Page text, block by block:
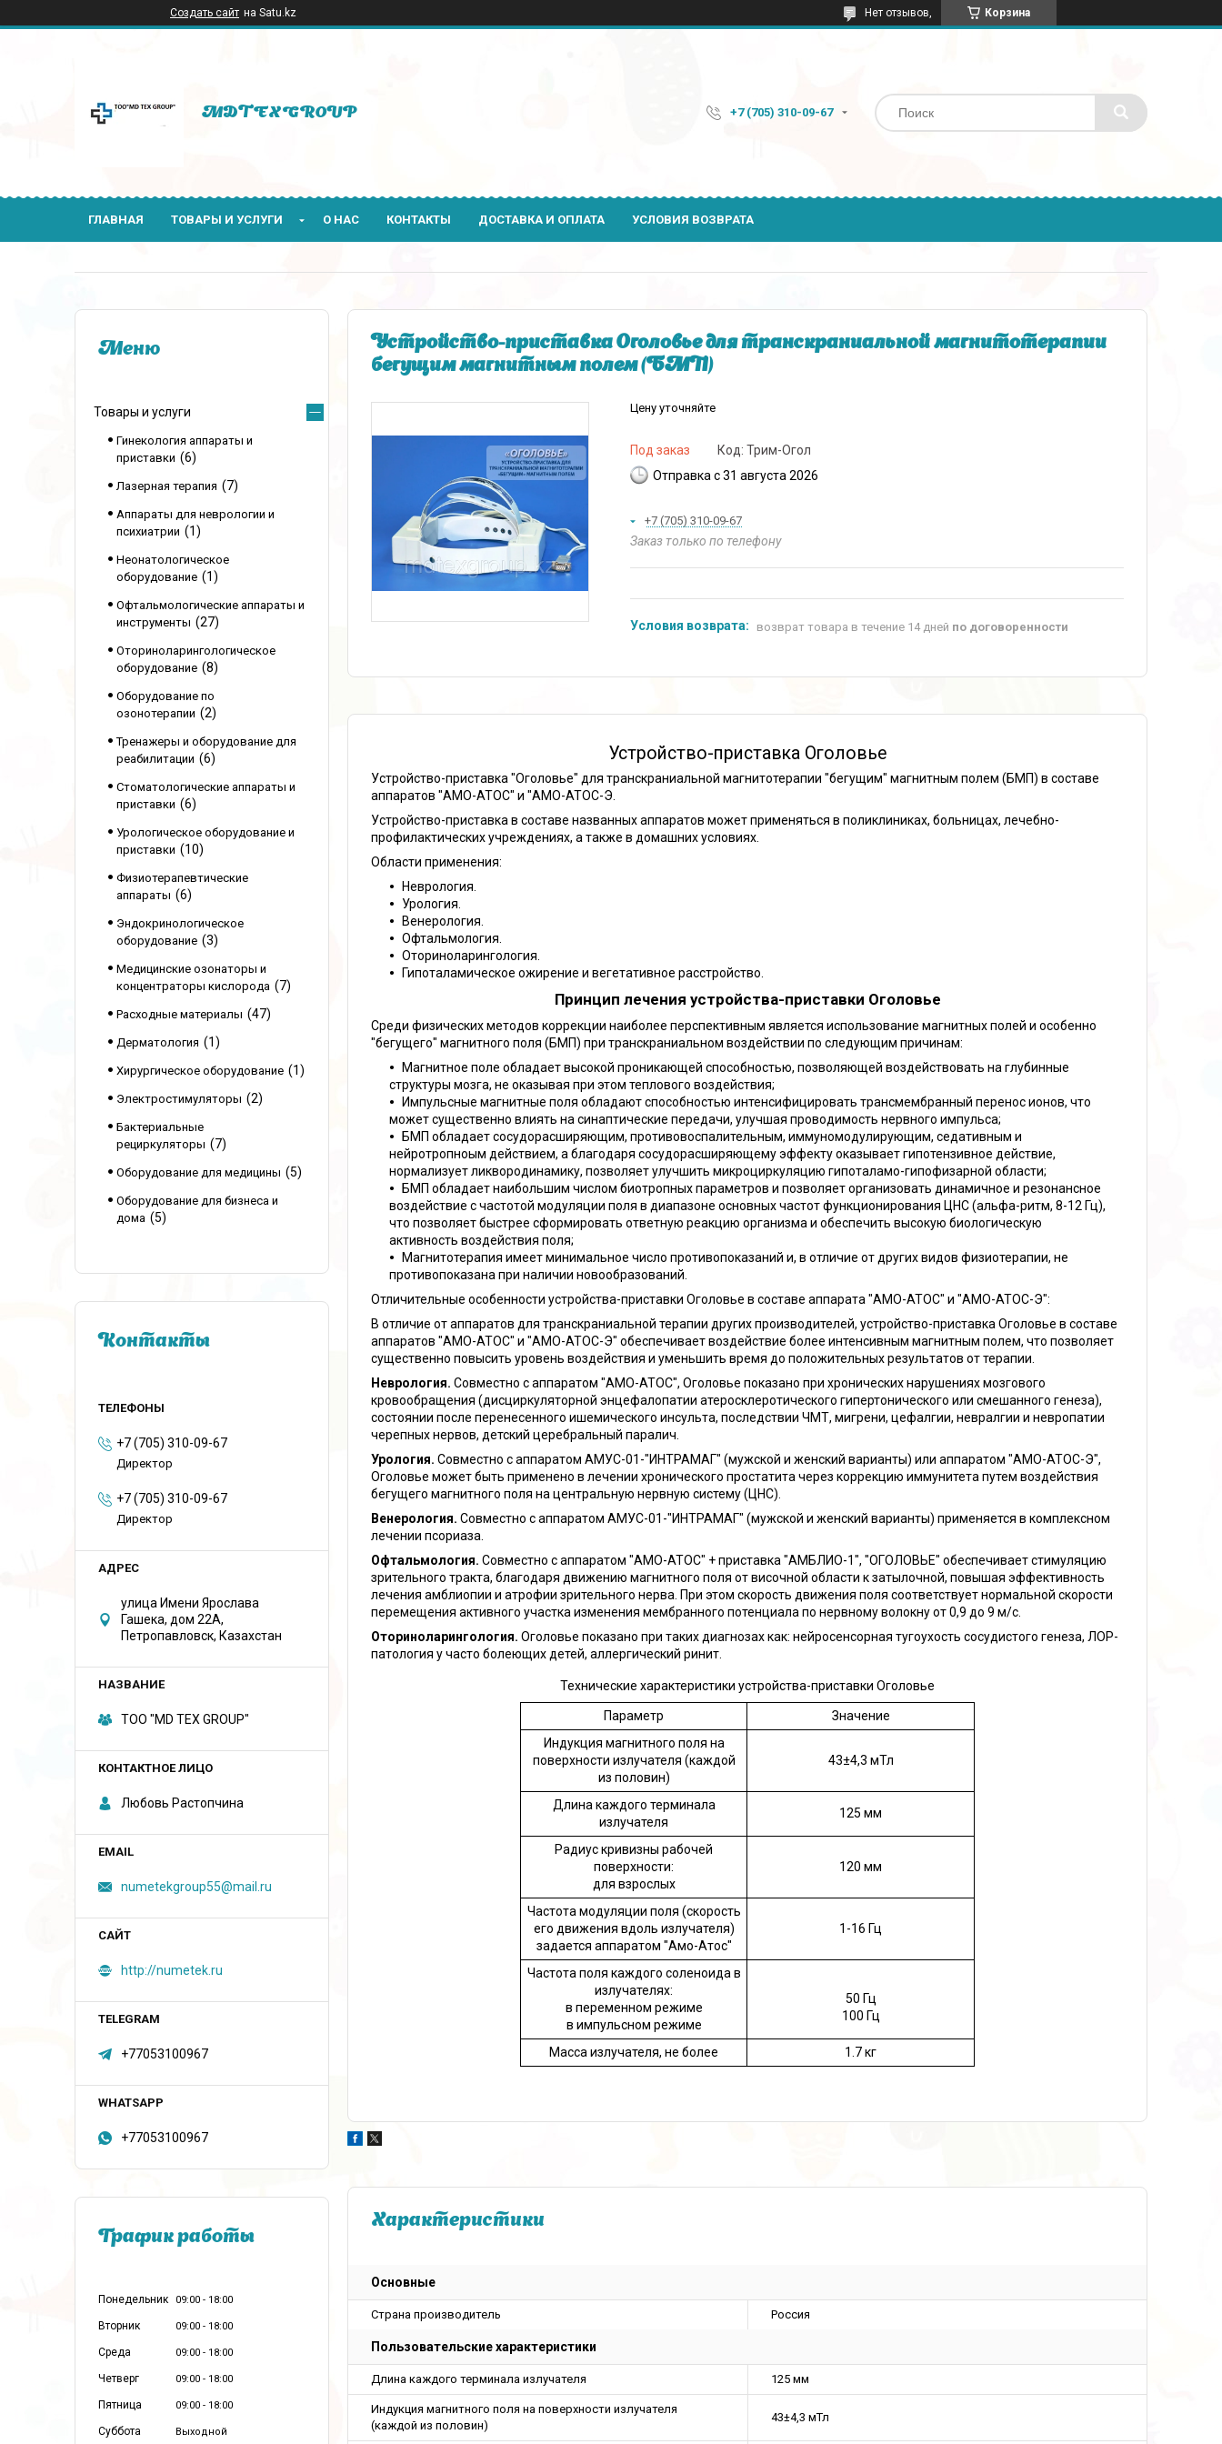
Создать сайт на Satu.kz Корзина
Нет отзывов,
MDTEXGROUP +7 (705) 310-09-67
ГЛАВНАЯ ТОВАРЫ И УСЛУГИ О НАС КОНТАКТЫ ДОСТАВКА И ОПЛАТА УСЛОВИЯ ВОЗВРАТА
Устройство-приставка Оголовье для транскраниальной магнитотерапии
бегущим магнитным полем (БМП)
Цену уточняйте
Под заказ Код: Трим-Огол
Отправка с 31 августа 2026
+7 (705) 310-09-67
Заказ только по телефону
возврат товара в течение 14 дней по договоренности
Устройство-приставка Оголовье
Устройство-приставка "Оголовье" для транскраниальной магнитотерапии "бегущим" магнитным полем (БМП) в составе
аппаратов "АМО-АТОС" и "АМО-АТОС-Э.
Устройство-приставка в составе названных аппаратов может применяться в поликлиниках, больницах, лечебно-
профилактических учреждениях, а также в домашних условиях.
Области применения:
Неврология.
Урология.
Венерология.
Офтальмология.
Оториноларингология.
Гипоталамическое ожирение и вегетативное расстройство.
Принцип лечения устройства-приставки Оголовье
Среди физических методов коррекции наиболее перспективным является использование магнитных полей и особенно
"бегущего" магнитного поля (БМП) при транскраниальном воздействии по следующим причинам:
Магнитное поле обладает высокой проникающей способностью, позволяющей воздействовать на глубинные
структуры мозга, не оказывая при этом теплового воздействия;
Импульсные магнитные поля обладают способностью интенсифицировать трансмембранный перенос ионов, что
может существенно влиять на синаптические передачи, улучшая проводимость нервного импульса;
БМП обладает сосудорасширяющим, противовоспалительным, иммуномодулирующим, седативным и
нейротропноым действием, а благодаря сосудорасширяющему эффекту оказывает гипотензивное действие,
нормализует ликвородинамику, позволяет улучшить микроциркуляцию гипоталамо-гипофизарной области;
БМП обладает наибольшим числом биотропных параметров и позволяет организовать динамичное и резонансное
воздействие с частотой модуляции поля в диапазоне основных частот функционирования ЦНС (альфа-ритм, 8-12 Гц),
что позволяет быстрее сформировать ответную реакцию организма и обеспечить высокую биологическую
активность воздействия поля;
Магнитотерапия имеет минимальное число противопоказаний и, в отличие от других видов физиотерапии, не
противопоказана при наличии новообразований.
Отличительные особенности устройства-приставки Оголовье в составе аппарата "АМО-АТОС" и "АМО-АТОС-Э":
В отличие от аппаратов для транскраниальной терапии других производителей, устройство-приставка Оголовье в составе
аппаратов "АМО-АТОС" и "АМО-АТОС-Э" обеспечивает воздействие более интенсивным магнитным полем, что позволяет
существенно повысить уровень воздействия и уменьшить время до положительных результатов от терапии.
Неврология. Cовместно с аппаратом "АМО-АТОС", Оголовье показано при хронических нарушениях мозгового
кровообращения (дисциркуляторной энцефалопатии атеросклеротического гипертонического или смешанного генеза),
состоянии после перенесенного ишемического инсульта, последствии ЧМТ, мигрени, цефалгии, невралгии и невропатии
черепных нервов, детский церебральный паралич.
Урология. Совместно с аппаратом АМУС-01-"ИНТРАМАГ" (мужской и женский варианты) или аппаратом "АМО-АТОС-Э",
Оголовье может быть применено в лечении хронического простатита через коррекцию иммунитета путем воздействия
бегущего магнитного поля на центральную нервную систему (ЦНС).
Венерология. Совместно с аппаратом АМУС-01-"ИНТРАМАГ" (мужской и женский варианты) применяется в комплексном
лечении псориаза.
Офтальмология. Совместно с аппаратом "АМО-АТОС" + приставка "АМБЛИО-1", "ОГОЛОВЬЕ" обеспечивает стимуляцию
зрительного тракта, благодаря движению магнитного поля от височной области к затылочной, повышая эффективность
лечения амблиопии и атрофии зрительного нерва. При этом скорость движения поля соответствует нормальной скорости
перемещения активного участка изменения мембранного потенциала по нервному волокну от 0,9 до 9 м/с.
Оториноларингология. Оголовье показано при таких диагнозах как: нейросенсорная тугоухость сосудистого генеза, ЛОР-
патология у часто болеющих детей, аллергический ринит.
Технические характеристики устройства-приставки Оголовье
Параметр
Значение
Индукция магнитного поля на
поверхности излучателя (каждой
из половин)
43±4,3 мТл
Длина каждого терминала
излучателя
125 мм
Радиус кривизны рабочей
поверхности:
для взрослых
120 мм
Частота модуляции поля (скорость
его движения вдоль излучателя)
задается аппаратом "Амо-Атос"
1-16 Гц
Частота поля каждого соленоида в
излучателях:
в переменном режиме
в импульсном режиме
50 Гц
100 Гц
Масса излучателя, не более 1.7 кг
Характеристики
Основные
Страна производитель Россия
Пользовательские характеристики
Длина каждого терминала излучателя 125 мм
Индукция магнитного поля на поверхности излучателя
(каждой из половин)
43±4,3 мТл
Товары и услуги
Гинекология аппараты и
приставки
6
Лазерная терапия 7
Аппараты для неврологии и
психиатрии
1
Неонатологическое
оборудование
1
Офтальмологические аппараты и
инструменты
27
Оториноларингологическое
оборудование
8
Оборудование по
озонотерапии
2
Тренажеры и оборудование для
реабилитации
6
Стоматологические аппараты и
приставки
6
Урологическое оборудование и
приставки
10
Физиотерапевтические
аппараты
6
Эндокринологическое
оборудование
3
Медицинские озонаторы и
концентраторы кислорода
7
Расходные материалы 47
Дерматология 1
Хирургическое оборудование 1
Электростимуляторы 2
Бактериальные
рециркуляторы
7
Оборудование для медицины 5
Оборудование для бизнеса и
дома
5
Контакты
+7 (705) 310-09-67
Директор
+7 (705) 310-09-67
Директор
улица Имени Ярослава
Гашека, дом 22А,
Петропавловск, Казахстан
ТОО "MD TEX GROUP"
Любовь Растопчина
numetekgroup55@mail.ru
http://numetek.ru
+77053100967
+77053100967
График работы
Понедельник 09:00 18:00
Вторник 09:00 18:00
Среда 09:00 18:00
Четверг 09:00 18:00
Пятница 09:00 18:00
Суббота Выходной